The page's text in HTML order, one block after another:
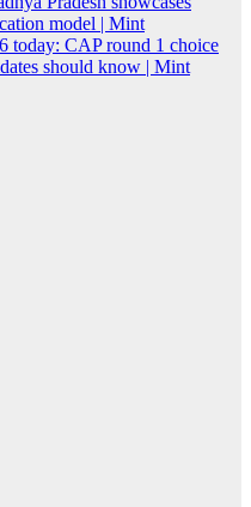
model | Mint
today: CAP round 1 choice
should know | Mint